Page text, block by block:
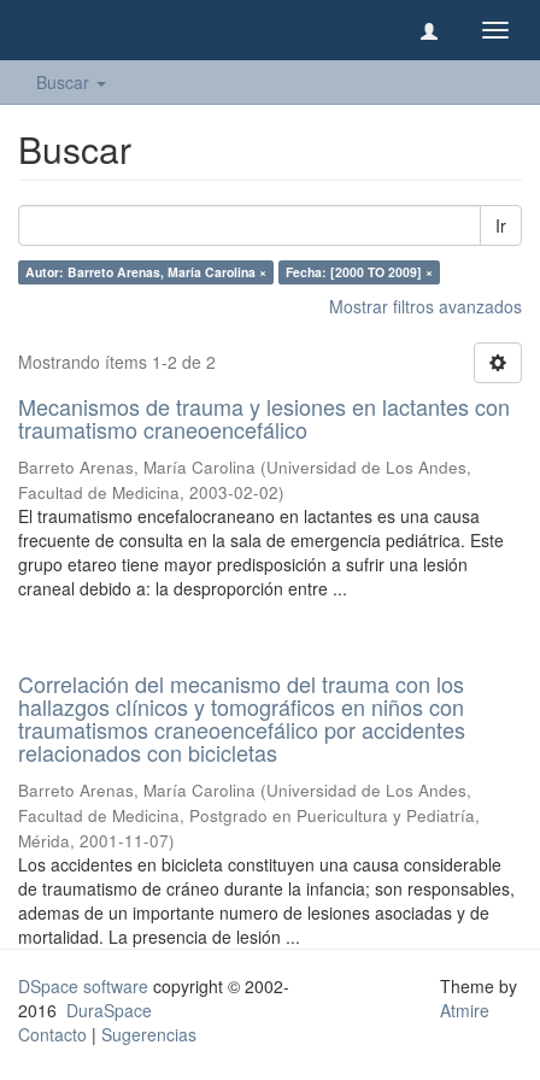
Buscar
Buscar
Ir
Autor: Barreto Arenas, María Carolina × Fecha: [2000 TO 2009] ×
Mostrar filtros avanzados
Mostrando ítems 1-2 de 2
Mecanismos de trauma y lesiones en lactantes con
traumatismo craneoencefálico
Barreto Arenas, María Carolina (Universidad de Los Andes,
Facultad de Medicina, 2003-02-02)
El traumatismo encefalocraneano en lactantes es una causa
frecuente de consulta en la sala de emergencia pediátrica. Este
grupo etareo tiene mayor predisposición a sufrir una lesión
craneal debido a: la desproporción entre ...
Correlación del mecanismo del trauma con los
hallazgos clínicos y tomográficos en niños con
traumatismos craneoencefálico por accidentes
relacionados con bicicletas
Barreto Arenas, María Carolina (Universidad de Los Andes,
Facultad de Medicina, Postgrado en Puericultura y Pediatría,
Mérida, 2001-11-07)
Los accidentes en bicicleta constituyen una causa considerable
de traumatismo de cráneo durante la infancia; son responsables,
ademas de un importante numero de lesiones asociadas y de
mortalidad. La presencia de lesión ...
DSpace software copyright © 2002-
2016 DuraSpace
Contacto | Sugerencias
Theme by
Atmire